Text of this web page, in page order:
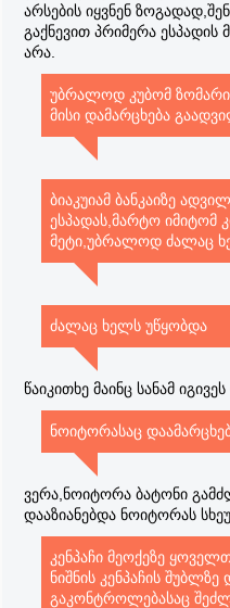
არსების იყვნენ
გაქნევით პრიმერა
არა.
უბრალოდ კუბომ
მისი დამარცხება
ბიაკუიამ ბანკაიზე
ესპადას,მარტო იმიტომ
მეტი,უბრალოდ ძალაც
ძალაც ხელს უწყობდა
წაიკითხე მაინც სანამ
ნოიტორასაც
ვერა,ნოიტორა ბატონი
დააზიანებდა ნოიტორას
კენპაჩი მეოქეზე
ნიშნის კენპაჩის
გაკონტროლებასაც